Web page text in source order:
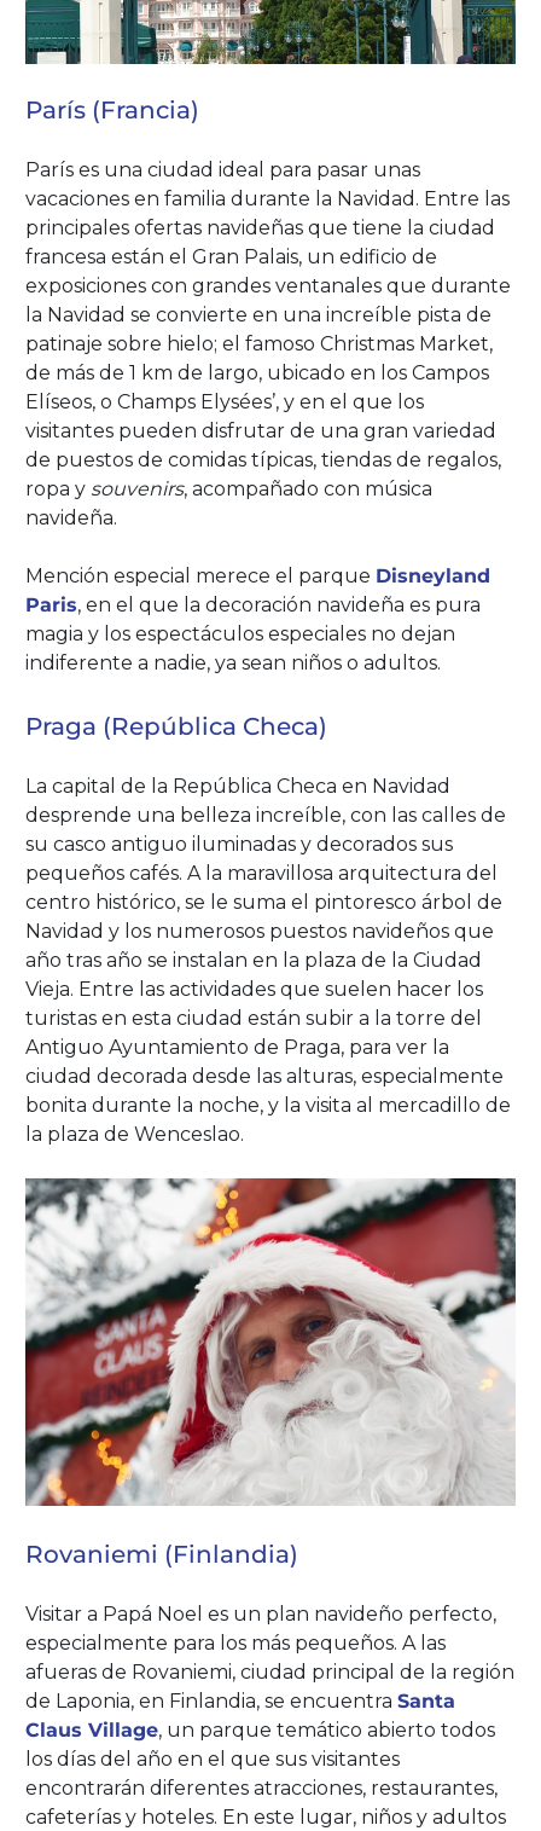
París (Francia)
París es una ciudad ideal para pasar unas
vacaciones en familia durante la Navidad. Entre las
principales ofertas navideñas que tiene la ciudad
francesa están el Gran Palais, un edificio de
exposiciones con grandes ventanales que durante
la Navidad se convierte en una increíble pista de
patinaje sobre hielo; el famoso Christmas Market,
de más de 1 km de largo, ubicado en los Campos
Elíseos, o Champs Elysées’, y en el que los
visitantes pueden disfrutar de una gran variedad
de puestos de comidas típicas, tiendas de regalos,
ropa y souvenirs, acompañado con música
navideña.
Mención especial merece el parque Disneyland
Paris, en el que la decoración navideña es pura
magia y los espectáculos especiales no dejan
indiferente a nadie, ya sean niños o adultos.
Praga (República Checa)
La capital de la República Checa en Navidad
desprende una belleza increíble, con las calles de
su casco antiguo iluminadas y decorados sus
pequeños cafés. A la maravillosa arquitectura del
centro histórico, se le suma el pintoresco árbol de
Navidad y los numerosos puestos navideños que
año tras año se instalan en la plaza de la Ciudad
Vieja. Entre las actividades que suelen hacer los
turistas en esta ciudad están subir a la torre del
Antiguo Ayuntamiento de Praga, para ver la
ciudad decorada desde las alturas, especialmente
bonita durante la noche, y la visita al mercadillo de
la plaza de Wenceslao.
Rovaniemi (Finlandia)
Visitar a Papá Noel es un plan navideño perfecto,
especialmente para los más pequeños. A las
afueras de Rovaniemi, ciudad principal de la región
de Laponia, en Finlandia, se encuentra Santa
Claus Village, un parque temático abierto todos
los días del año en el que sus visitantes
encontrarán diferentes atracciones, restaurantes,
cafeterías y hoteles. En este lugar, niños y adultos